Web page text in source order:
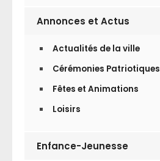
Annonces et Actus
Actualités de la ville
Cérémonies Patriotiques
Fêtes et Animations
Loisirs
Enfance-Jeunesse